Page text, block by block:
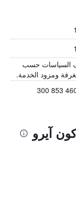
السياسات حسب
ومزود الخدمة.
آيرو